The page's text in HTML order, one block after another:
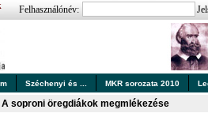
Felhasználónév:
Széchenyi és ... MKR sorozata 2010
A soproni öregdiákok megmlékezése